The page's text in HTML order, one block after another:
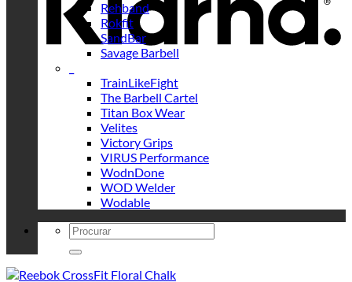
Rehband
Rokfit
SandBar
Savage Barbell
TrainLikeFight
The Barbell Cartel
Titan Box Wear
Velites
Victory Grips
VIRUS Performance
WodnDone
WOD Welder
Wodable
Search
for: